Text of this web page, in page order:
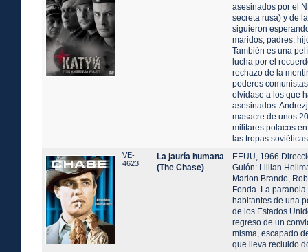
asesinados por el
secreta rusa) y de
siguieron
maridos, padres,
También es una
lucha por el
rechazo de la
poderes
olvidase a los que
asesinados.
masacre de unos
militares polacos
las tropas
VE-
4623
La jauría humana
(The Chase)
EEUU, 1966
Guión: Lillian
Marlon Brando,
Fonda. La
habitantes de una
de los Estados
regreso de un
misma, escapado
que lleva recluido